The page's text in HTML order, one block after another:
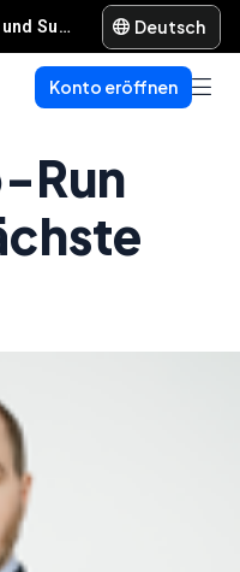
Hilfe und Support Deutsch
Konto eröffnen
Run